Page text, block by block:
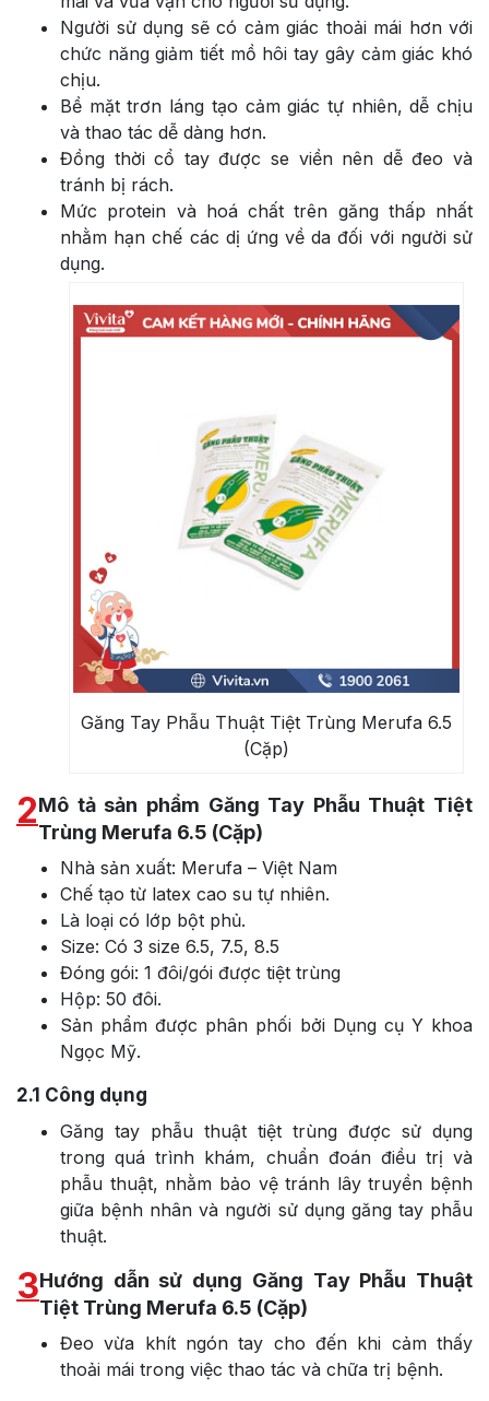
Người sử dụng sẽ có cảm giác thoải mái hơn với
chức năng giảm tiết mồ hôi tay gây cảm giác khó
chịu.
Bề mặt trơn láng tạo cảm giác tự nhiên, dễ chịu
và thao tác dễ dàng hơn.
Đồng thời cổ tay được se viền nên dễ đeo và
tránh bị rách.
Mức protein và hoá chất trên găng thấp nhất
nhằm hạn chế các dị ứng về da đối với người sử
dụng.
Găng Tay Phẫu Thuật Tiệt Trùng Merufa 6.5
(Cặp)
2Mô tả sản phẩm Găng Tay Phẫu Thuật Tiệt
Trùng Merufa 6.5 (Cặp)
Nhà sản xuất: Merufa – Việt Nam
Chế tạo từ latex cao su tự nhiên.
Là loại có lớp bột phủ.
Size: Có 3 size 6.5, 7.5, 8.5
Đóng gói: 1 đôi/gói được tiệt trùng
Hộp: 50 đôi.
Sản phẩm được phân phối bởi Dụng cụ Y khoa
Ngọc Mỹ.
2.1 Công dụng
Găng tay phẫu thuật tiệt trùng được sử dụng
trong quá trình khám, chuẩn đoán điều trị và
phẫu thuật, nhằm bảo vệ tránh lây truyền bệnh
giữa bệnh nhân và người sử dụng găng tay phẫu
thuật.
3Hướng dẫn sử dụng Găng Tay Phẫu Thuật
Tiệt Trùng Merufa 6.5 (Cặp)
Đeo vừa khít ngón tay cho đến khi cảm thấy
thoải mái trong việc thao tác và chữa trị bệnh.